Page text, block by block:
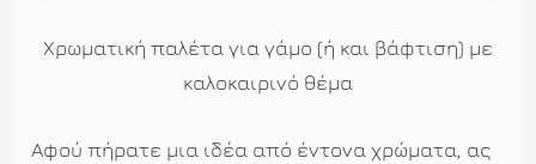
Χρωματική παλέτα για γάμο (ή και βάφτιση) με
καλοκαιρινό θέμα
Αφού πήρατε μια ιδέα από έντονα χρώματα, ας